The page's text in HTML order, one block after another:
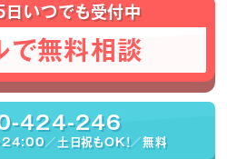
いつでも受付中
で無料相談
424-246
24:00／土日祝もOK！／無料